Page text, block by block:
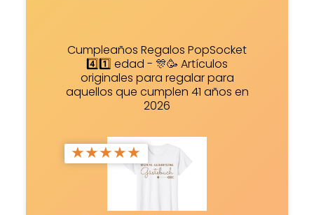
Cumpleaños Regalos PopSocket
4️⃣1️⃣ edad - 🎊🥳 Artículos
originales para regalar para
aquellos que cumplen 41 años en
2026
★★★★★